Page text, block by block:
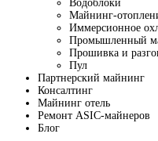
Водоблоки
Майнинг-
Иммерсионное
Промышленный
Прошивка и
Пул
Партнерский майнинг
Консалтинг
Майнинг отель
Ремонт ASIC-майнеров
Блог